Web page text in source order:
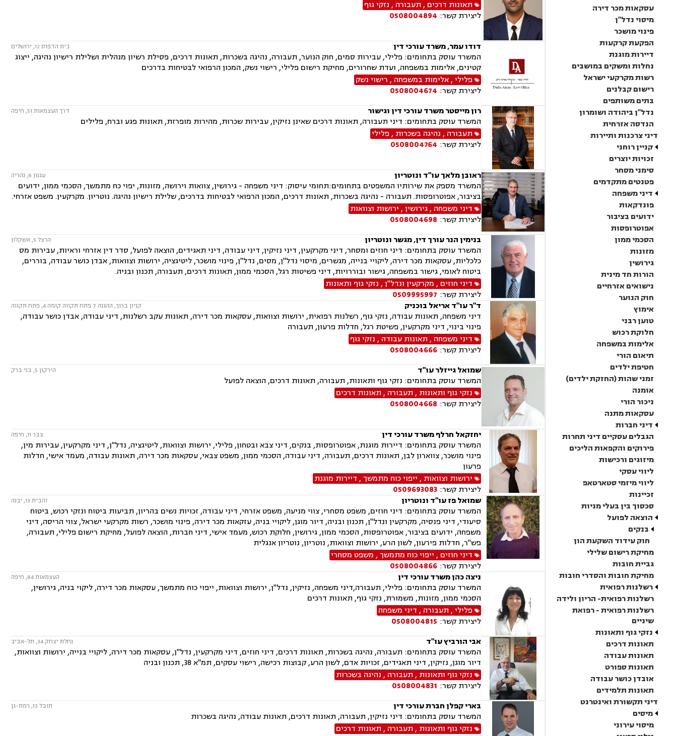
עסקאות מכר דירה
מיסוי נדל"ן
פינוי מושכר
הפקעת קרקעות
דיירות מוגנת
נחלות ומשקים במושבים
רשות מקרקעי ישראל
רישום קבלנים
בתים משותפים
נדל"ן ביהודה ושומרון
הנדסה אזרחית
דיני צרכנות ותיירות
קניין רוחני
זכויות יוצרים
סימני מסחר
פטנטים מתקדמים
דיני משפחה
פונדקאות
ידועים בציבור
אפוטרופסות
הסכמי ממון
מזונות
גירושין
הורות חד מינית
נישואים אזרחיים
חוק הנוער
אימוץ
טוען רבני
חלוקת רכוש
אלימות במשפחה
תיאום הורי
חטיפת ילדים
זמני שהות (החזקת ילדים)
אומנה
ניכור הורי
עסקאות מתנה
דיני חברות
הגבלים עסקיים דיני תחרות
פירוקים והקפאות הליכים
מיזוגים ורכישות
ליווי עסקי
ליווי מיזמי סטארטאפ
זכיינות
סכסוך בין בעלי מניות
הוצאה לפועל
בנקים
חוק עידוד השקעת הון
מחיקת רישום שלילי
גביית חובות
מחיקת חובות והסדרי חובות
רשלנות רפואית
רשלנות רפואית- הריון ולידה
רשלנות רפואית - רפואת
שיניים
נזקי גוף ותאונות
תאונות דרכים
תאונות עבודה
תאונות ספורט
אובדן כושר עבודה
תאונות תלמידים
דיני תקשורת ואינטרנט
מיסים
מיסוי עירוני
תאונות דרכים , תעבורה , נזקי גוף
ליצירת קשר: 0508004894
דודו עמר, משרד עורכי דין בית הדפוס 12, ירושלים
המשרד עוסק בתחומים: פלילי, עבירות סמים, חוק הנוער, תעבורה, נהיגה בשכרות, תאונות דרכים, פסילת רשיון מנהלית ושלילת רישיון נהיגה, ייצוג
קטינים, אלימות במשפחה, ועדת שחרורים, מחיקת רישום פלילי, רישוי נשק, המכון הרפואי לבטיחות בדרכים
פלילי,אלימות במשפחה , רישוי נשק
ליצירת קשר: 0508004674
רון מייסטר משרד עורכי דין וגישור
דרך העצמאות 51, חיפה
המשרד עוסק בתחומים: דיני תעבורה, תאונות דרכים שאינן נזיקין, עבירות שכרות, מהירות מופרזת, תאונות פגע וברח, פלילים
תעבורה , נהיגה בשכרות , פלילי
ליצירת קשר: 0508004764
ראובן מלאך עו"ד ונוטריון עגנון 6, נהריה
המשרד מספק את שירותיו המשפטים בתחומים:תחומי עיסוק: דיני משפחה - גירושין, צוואות וירושה, מזונות, יפוי כח מתמשך, הסכמי ממון, ידועים
בציבור, אפוטרופסות. תעבורה - נהיגה בשכרות, תאונות דרכים, המכון הרפואי לבטיחות בדרכים, שלילת רישיון נהיגה. נוטריון. מקרקעין. משפט אזרחי.
דיני משפחה ,גירושין, ירושות וצוואות
ליצירת קשר: 0508004698
בנימין הנר עורך דין, מגשר ונוטריון
הרצל 5, אשקלון
המשרד עוסק בתחומים: דיני חוזים ומסחר, דיני מקרקעין, דיני נזיקין, דיני עבודה, דיני תאגידים, הוצאה לפועל, סדר דין אזרחי וראיות, עבירות מס
כלכליות, עסקאות מכר דירה, ליקויי בנייה, מגשרים, מיסוי נדל"ן, מסים, נדל"ן, פינוי מושכר, ליטיגציה, ירושות וצוואות, אבדן כושר עבודה, בוררים,
ביטוח לאומי, גישור במשפחה, גישור ובוררויות, דיני פשיטות רגל, הסכמי ממון, תאונות דרכים, תעבורה, תכנון ובניה.
דיני חוזים , מקרקעין ונדל"ן, נזקי גוף ותאונות
ליצירת קשר: 0509995997
ד"ר עו"ד אריאל בוכניק
קניון ברוך, ההגנה 7 פתח תקווה קומה 4, פתח תקווה
דיני משפחה, תאונות עבודה, נזקי גוף, רשלנות רפואית, ירושות וצוואות, עסקאות מכר דירה, תאונות עקב רשלנות, דיני עבודה, אבדן כושר עבודה,
פינוי בינוי, דיני מקרקעין, פשיטת רגל, חדלות פרעון, תעבורה
דיני משפחה , תאונות עבודה , נזקי גוף
ליצירת קשר: 0508004666
שמואל גייזלר עו"ד
הירקון 5, בני ברק
המשרד עוסק בתחומים: נזקי גוף ותאונות, תעבורה, תאונות דרכים, הוצאה לפועל
נזקי גוף ותאונות , תעבורה , תאונות דרכים
ליצירת קשר: 0508004668
יחזקאל חרלף משרד עורכי דין צבר 11, חיפה
המשרד עוסק בתחומים: דיירות מוגנת, אפוטרופסות, בנקים, דיני צבא ובטחון, פלילי, ירושות וצוואות, ליטיגציה, נדל"ן, דיני מקרקעין, עבירות מין,
פינוי מושכר, צווארון לבן, תאונות דרכים, תעבורה, דיני עבודה, הסכמי ממון, משפט צבאי, עסקאות מכר דירה, תאונות עבודה, מעמד אישי, חדלות
פרעון
ירושות וצוואות , ייפוי כוח מתמשך, דיירות מוגנת
ליצירת קשר: 0509693083
שמואל פז עו"ד ונוטריון
זהבית 13, יבנה
המשרד עוסק בתחומים: דיני חוזים, משפט מסחרי, צווי מניעה, משפט אזרחי, דיני עבודה, זכויות נשים בהריון, תביעות ביטוח ונזקי רכוש, ביטוח
סיעודי, דיני פנסיה, מקרקעין ונדל"ן, תכנון ובניה, דיור מוגן, ליקויי בניה, עזקאות מכר דירה, פינוי מושכר, רשות מקרקעי ישראל, צווי הריסה, דיני
משפחה, ידועים בציבור, אפוטרופסות, הסכמי ממון, גירושין, חלוקת רכוש, מעמד אישי, דיני חברות, הוצאה לפועל, מחיקת רישום פלילי, תעבורה,
פש"ר, חדלות פירעון, לשון הרע, ירושות וצוואות, נוטריון, נוטריון אנגלית
דיני חוזים , ייפוי כוח מתמשך, משפט מסחרי
ליצירת קשר: 0508004866
ניצה כהן משרד עורכי דין
העצמאות 84, חיפה
המשרד עוסק בתחומים: פלילי, תעבורה,דיני משפחה, נזיקין, נדל"ן, ירושות וצוואות, ייפוי כוח מתמשך, עסקאות מכר דירה, ליקוי בניה, גירושין,
הסכמי ממון, מזונות, משמורת, נזקי גוף, תאונות דרכים
פלילי, תעבורה , דיני משפחה
ליצירת קשר: 0508004815
אבי הורביץ עו"ד
נחלת יצחק 34, תל-אביב
המשרד עוסק בתחומים: תעבורה, נהיגה בשכרות, תאונות דרכים, דיני חוזים, דיני מקרקעין, נדל"ן, עסקאות מכר דירה, ליקויי בנייה, ירושות וצוואות,
דיור מוגן, נזיקין, דיני תאגידים, זכויות אדם, לשון הרע, קבוצות רכישה, רישוי עסקים, תמ"א 38, תכנון ובניה
נזקי גוף ותאונות , תעבורה , נהיגה בשכרות
ליצירת קשר: 0508004831
בארי קפלן חברת עורכי דין
תובל 13, רמת-גן
המשרד עוסק בתחומים: דיני נזיקין, תעבורה, תאונות דרכים, תאונות עבודה, נהיגה בשכרות
נזקי גוף ותאונות , תעבורה , תאונות דרכים